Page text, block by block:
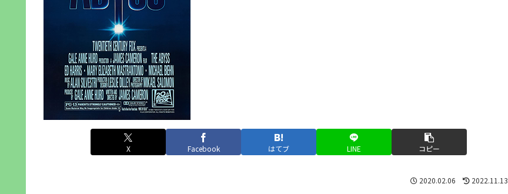
X Facebook はてブ LINE コピー
2020.02.06 2022.11.13